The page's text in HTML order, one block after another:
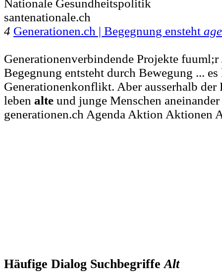
Nationale Gesundheitspolitik
santenationale.ch
4 Generationen.ch | Begegnung ensteht
Generationenverbindende Projekte
Begegnung entsteht durch Bewegung ... es
Generationenkonflikt. Aber ausserhalb
leben alte und junge Menschen
generationen.ch Agenda Aktion Aktionen
Häufige Dialog SuchbegriffeAlt